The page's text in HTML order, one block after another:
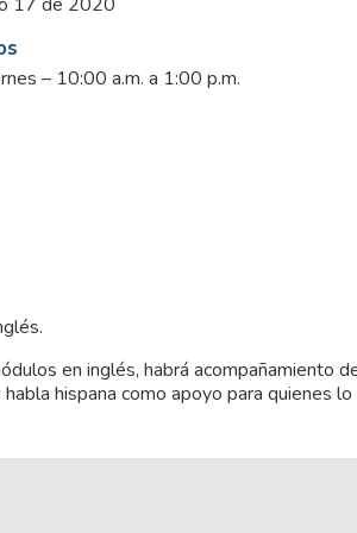
– 10:00 a.m. a 1:00 p.m.
en inglés, habrá acompañamiento
hispana como apoyo para quienes lo